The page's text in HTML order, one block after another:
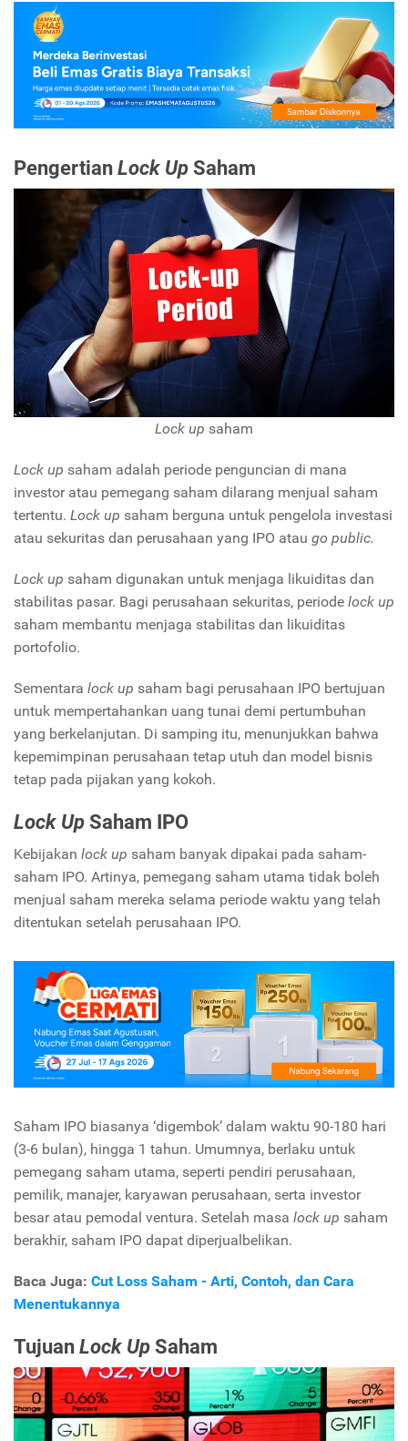
PengertianLock UpSaham
Lock up saham
Lock up saham adalah periode penguncian di mana
investor atau pemegang saham dilarang menjual saham
tertentu. Lock up saham berguna untuk pengelola investasi
atau sekuritas dan perusahaan yang IPO atau go public.
Lock up saham digunakan untuk menjaga likuiditas dan
stabilitas pasar. Bagi perusahaan sekuritas, periode lock up
saham membantu menjaga stabilitas dan likuiditas
portofolio.
Sementara lock up saham bagi perusahaan IPO bertujuan
untuk mempertahankan uang tunai demi pertumbuhan
yang berkelanjutan. Di samping itu, menunjukkan bahwa
kepemimpinan perusahaan tetap utuh dan model bisnis
tetap pada pijakan yang kokoh.
Lock UpSaham IPO
Kebijakan lock up saham banyak dipakai pada saham-
saham IPO. Artinya, pemegang saham utama tidak boleh
menjual saham mereka selama periode waktu yang telah
ditentukan setelah perusahaan IPO.
Saham IPO biasanya ‘digembok’ dalam waktu 90-180 hari
(3-6 bulan), hingga 1 tahun. Umumnya, berlaku untuk
pemegang saham utama, seperti pendiri perusahaan,
pemilik, manajer, karyawan perusahaan, serta investor
besar atau pemodal ventura. Setelah masa lock up saham
berakhir, saham IPO dapat diperjualbelikan.
Baca Juga: Cut Loss Saham - Arti, Contoh, dan Cara
Menentukannya
TujuanLock UpSaham